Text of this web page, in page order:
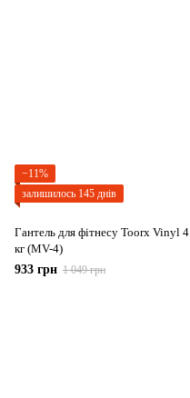
−11%
залишилось 145 днів
Гантель для фітнесу Toorx Vinyl 4
кг (MV-4)
933 грн 1 049 грн